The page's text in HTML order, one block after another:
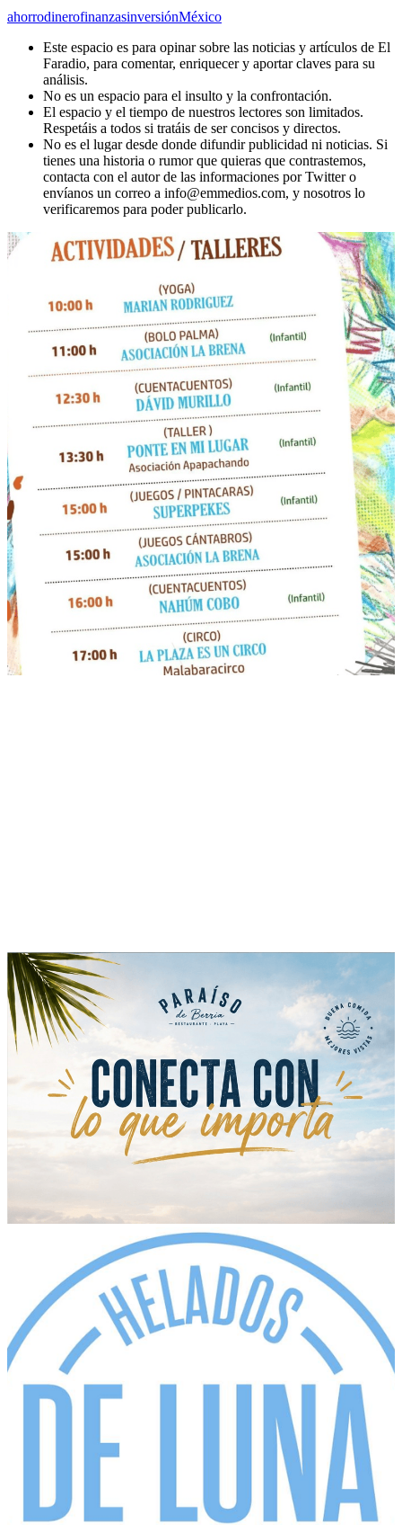
ahorrodinerofinanzasinversiónMéxico
Este espacio es para opinar sobre las noticias y artículos de El
Faradio, para comentar, enriquecer y aportar claves para su
análisis.
No es un espacio para el insulto y la confrontación.
El espacio y el tiempo de nuestros lectores son limitados.
Respetáis a todos si tratáis de ser concisos y directos.
No es el lugar desde donde difundir publicidad ni noticias. Si
tienes una historia o rumor que quieras que contrastemos,
contacta con el autor de las informaciones por Twitter o
envíanos un correo a info@emmedios.com, y nosotros lo
verificaremos para poder publicarlo.